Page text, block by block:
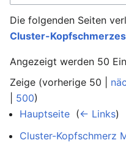
Die folgenden Seiten
Cluster-Kopfschmerzes
Angezeigt werden 50
Zeige (vorherige 50
500)
Hauptseite (← Links)
Cluster-Kopfschmerz